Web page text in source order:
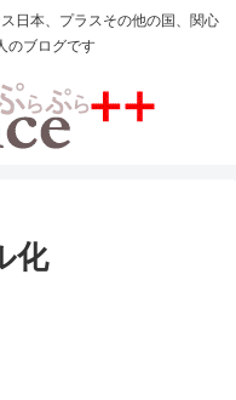
日本、プラスその他の国、関心
のブログです
化